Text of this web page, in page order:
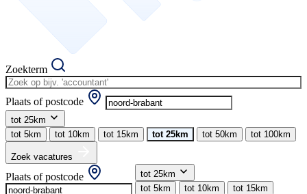
Zoekterm
Plaats of postcode
tot 25km
tot 5km
tot 10km tot 15km tot 25km tot 50km tot 100km
Zoek vacatures
Plaats of postcode
tot 25km
tot 5km
tot 10km
tot 15km